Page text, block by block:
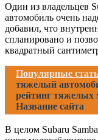
Один из владельцев
автомобиль очень
добавил, что
спланировано и
квадратный
Популярные
тяжелый
рейтинг тяжелых
Название сайта
В целом Subaru